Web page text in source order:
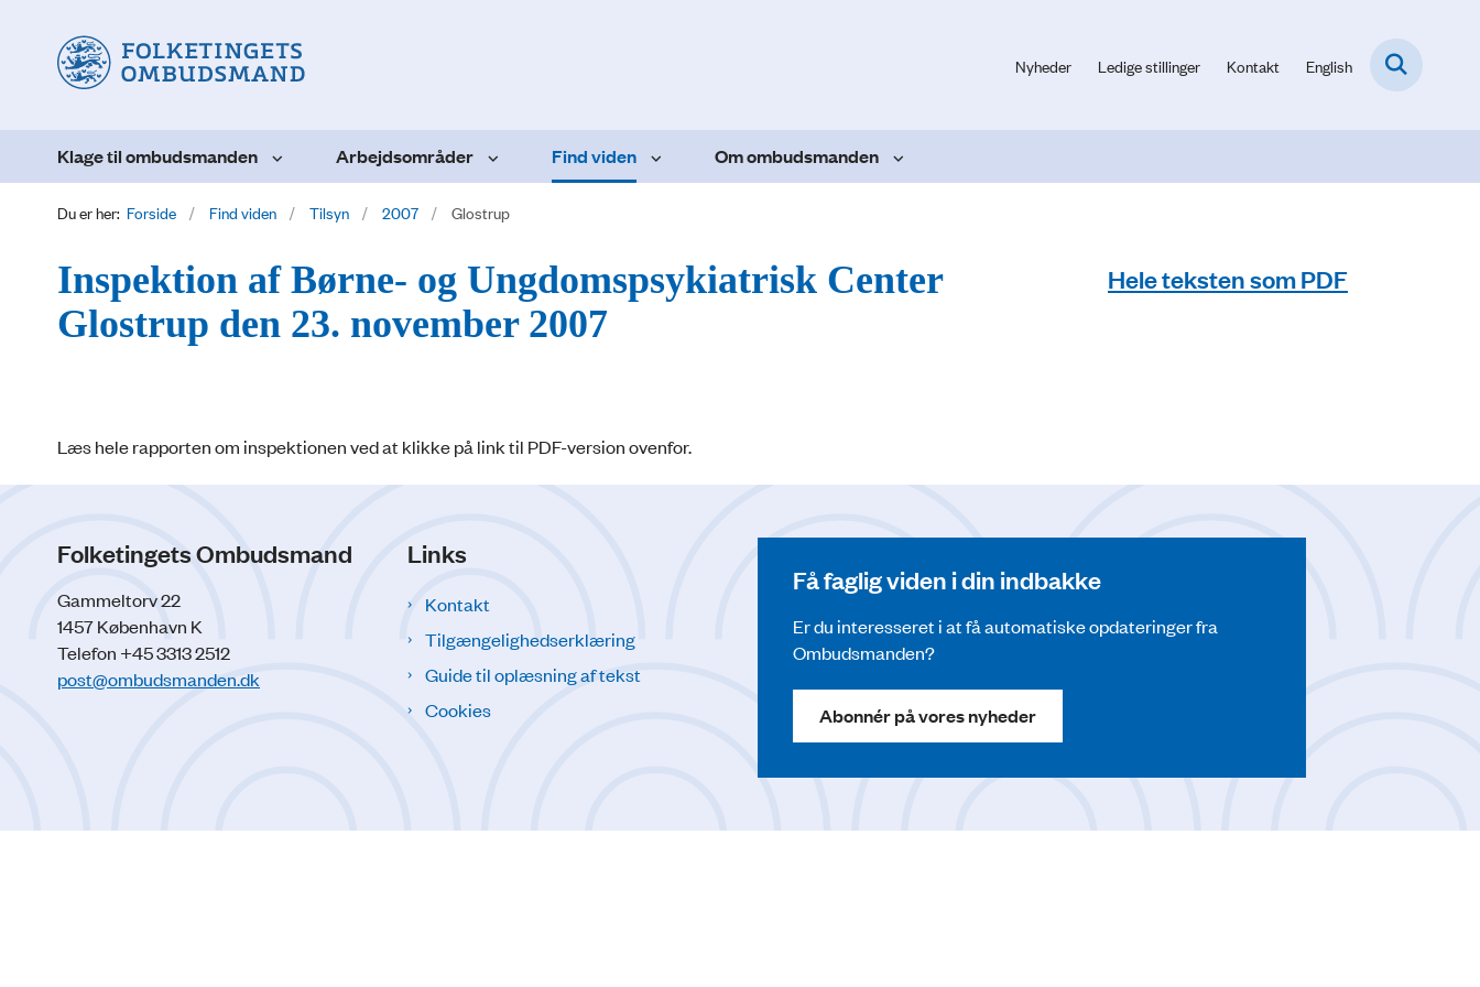
Nyheder Ledige stillinger Kontakt English
Klage til ombudsmanden Arbejdsområder Find viden Om ombudsmanden
Du er her: Forside Find viden Tilsyn 2007 Glostrup
Inspektion af Børne- og Ungdomspsykiatrisk Center
Glostrup den 23. november 2007
Læs hele rapporten om inspektionen ved at klikke på link til PDF-version ovenfor.
Hele teksten som PDF
Folketingets Ombudsmand
Gammeltorv 22
1457 København K
Telefon +45 3313 2512
post@ombudsmanden.dk
Links
Kontakt
Tilgængelighedserklæring
Guide til oplæsning af tekst
Cookies
Få faglig viden i din indbakke
Er du interesseret i at få automatiske opdateringer fra
Ombudsmanden?
Abonnér på vores nyheder